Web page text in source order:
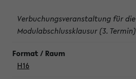
Verbuchungsveranstaltung für die
Modulabschlussklausur (3. Termin)
H16